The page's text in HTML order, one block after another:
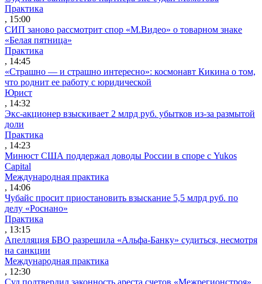
Практика
, 15:00
СИП заново рассмотрит спор «М.Видео» о товарном знаке
«Белая пятница»
Практика
, 14:45
«Страшно — и страшно интересно»: космонавт Кикина о том,
что роднит ее работу с юридической
Юрист
, 14:32
Экс-акционер взыскивает 2 млрд руб. убытков из-за размытой
доли
Практика
, 14:23
Минюст США поддержал доводы России в споре с Yukos
Capital
Международная практика
, 14:06
Чубайс просит приостановить взыскание 5,5 млрд руб. по
делу «Роснано»
Практика
, 13:15
Апелляция БВО разрешила «Альфа-Банку» судиться, несмотря
на санкции
Международная практика
, 12:30
Суд подтвердил законность ареста счетов «Межрегионстроя»